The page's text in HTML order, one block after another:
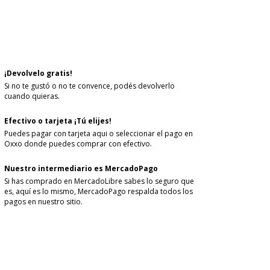
¡Devolvelo gratis!
Si no te gustó o no te convence, podés devolverlo
cuando quieras.
Efectivo o tarjeta ¡Tú elijes!
Puedes pagar con tarjeta aqui o seleccionar el pago en
Oxxo donde puedes comprar con efectivo.
Nuestro intermediario es MercadoPago
Si has comprado en MercadoLibre sabes lo seguro que
es, aquí es lo mismo, MercadoPago respalda todos los
pagos en nuestro sitio.